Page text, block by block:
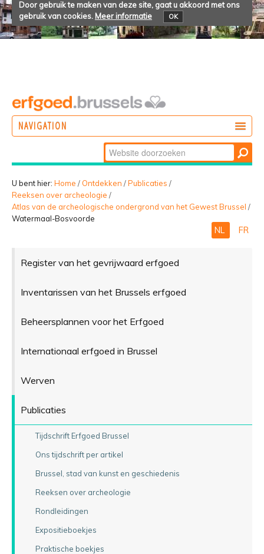
Door gebruik te maken van deze site, gaat u akkoord met ons
gebruik van cookies. Meer informatie OK
NAVIGATION
BELEVEN
Zoek
Geavanceerd
zoeken...
U bent hier: Home / Ontdekken /Publicaties /
Reeksen over archeologie /
Atlas van de archeologische ondergrond van het Gewest Brussel /
Watermaal-Bosvoorde
NL FR
Register van het gevrijwaard erfgoed
Inventarissen van het Brussels erfgoed
Beheersplannen voor het Erfgoed
Internationaal erfgoed in Brussel
Werven
Publicaties
Tijdschrift Erfgoed Brussel
Ons tijdschrift per artikel
Brussel, stad van kunst en geschiedenis
Reeksen over archeologie
Rondleidingen
Expositieboekjes
Praktische boekjes